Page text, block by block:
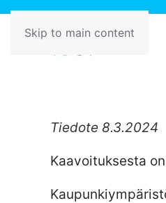
Skip to main content
Tiedote 8.3.2024
Kaavoituksesta